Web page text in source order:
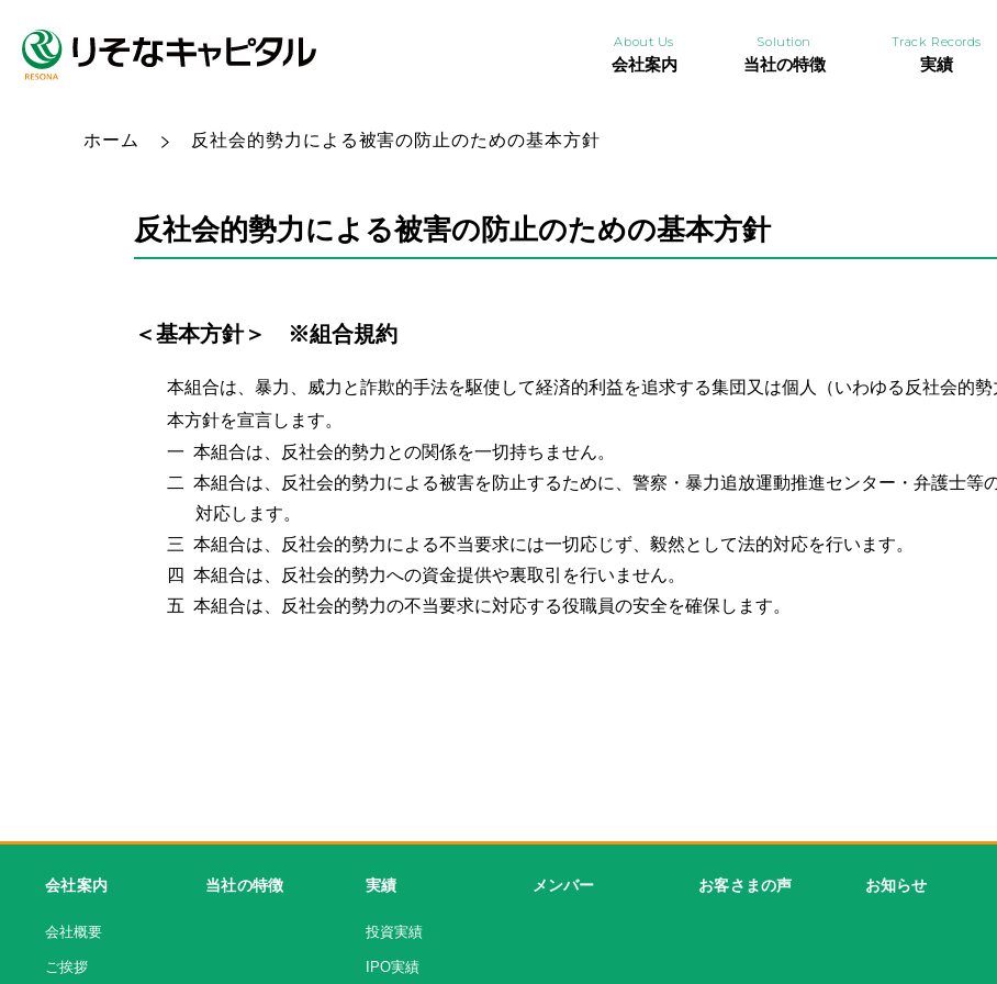
About Us
会社案内
Solution
当社の特徴
Track Records
実績
ホーム 反社会的勢力による被害の防止のための基本方針
反社会的勢力による被害の防止のための基本方針
＜基本方針＞ ※組合規約
本組合は、暴力、威力と詐欺的手法を駆使して経済的利益を追求する集団又は個人（いわゆる反社会的
本方針を宣言します。
一 本組合は、反社会的勢力との関係を一切持ちません。
二 本組合は、反社会的勢力による被害を防止するために、警察・暴力追放運動推進センター・弁護士等
対応します。
三 本組合は、反社会的勢力による不当要求には一切応じず、毅然として法的対応を行います。
四 本組合は、反社会的勢力への資金提供や裏取引を行いません。
五 本組合は、反社会的勢力の不当要求に対応する役職員の安全を確保します。
会社案内
会社概要
ご挨拶
当社の特徴 実績
投資実績
IPO実績
メンバー お客さまの声 お知らせ